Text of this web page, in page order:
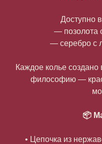
Доступно
— позолота
— серебро с
Каждое колье
философию —
📦
• Цепочка из